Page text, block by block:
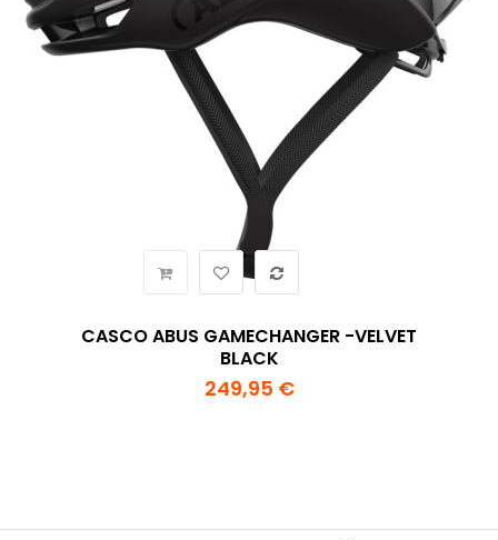
CASCO ABUS GAMECHANGER -VELVET
BLACK
249,95 €